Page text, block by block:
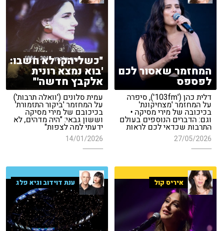
המחזמר שאסור לכם
לפספס
דלית כהן ('103fm'), סיפרה
על המחזמר 'מצחיקונת'
בכיכובה של מירי מסיקה •
וגם: הדברים הנוספים בעולם
התרבות שכדאי לכם לראות
27/05/2026
"כשליהקו לא חשבו:
'בוא נמצא רונית
אלקבץ חדשה'"
עמית סלונים ('וואלה תרבות')
על המחזמר 'ביקור התזמורת'
בכיכובם של מירי מסיקה
וששון גבאי: "היה מדהים, לא
ידעתי למה לצפות"
14/01/2026
איריס קול ענת דוידוב וגיא פלג